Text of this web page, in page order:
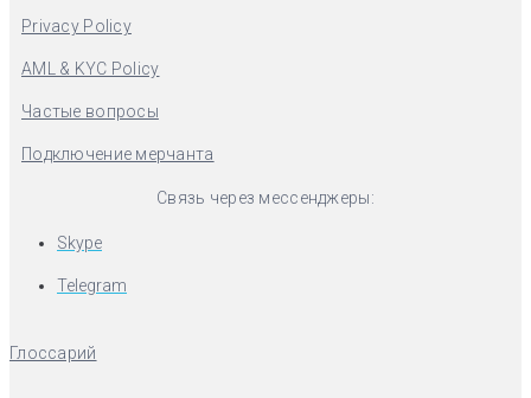
Privacy Policy
AML & KYC Policy
Частые вопросы
Подключение мерчанта
Связь через мессенджеры:
Skype
Telegram
Глоссарий